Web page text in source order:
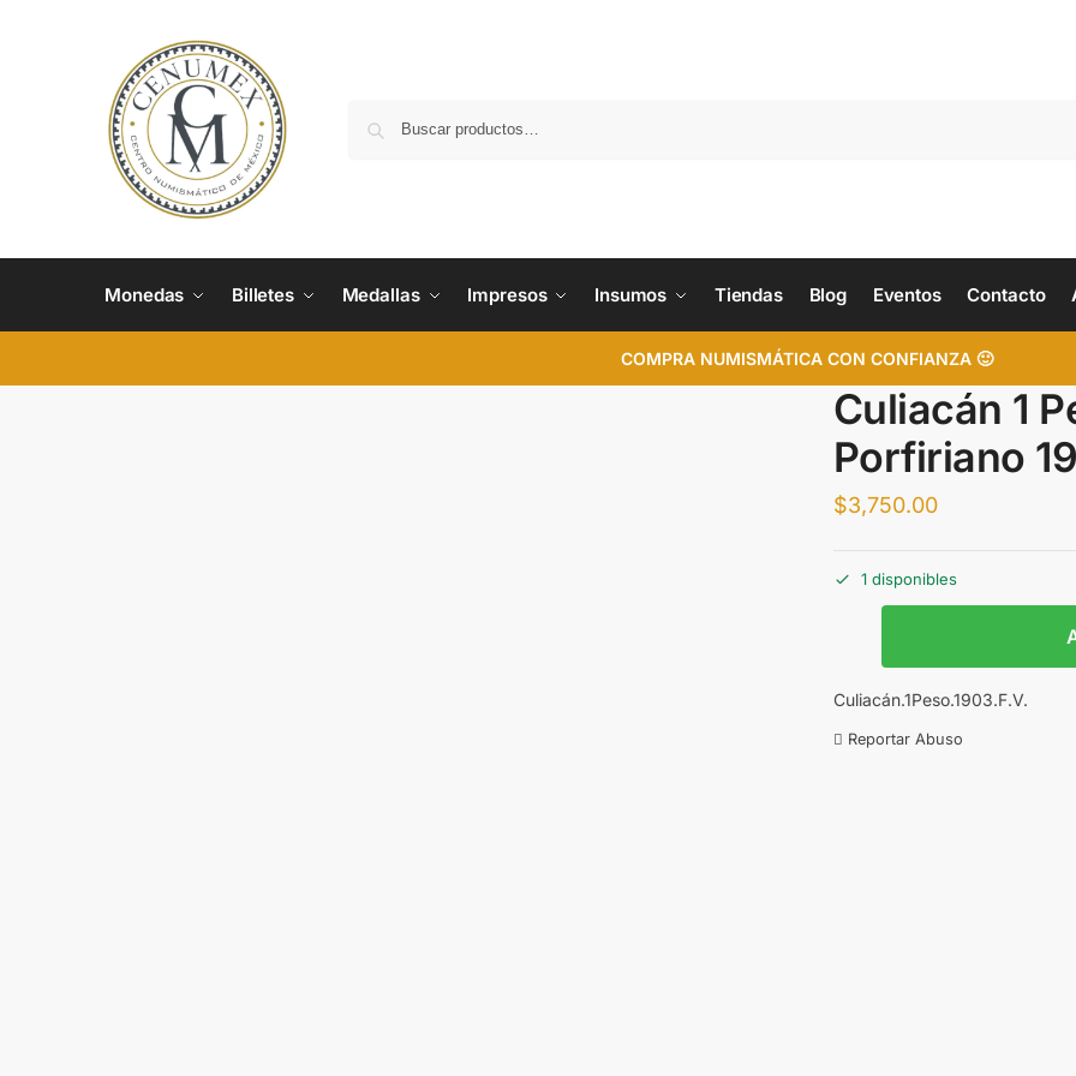
Monedas Billetes Medallas Impresos Insumos Tiendas Blog Eventos Contacto
COMPRA NUMISMÁTICA CON CONFIANZA 🙂
Culiacán 1
Porfiriano
$3,750.00
1 disponibles
Culiacán.1Peso.1903.F.V.
Reportar Abuso